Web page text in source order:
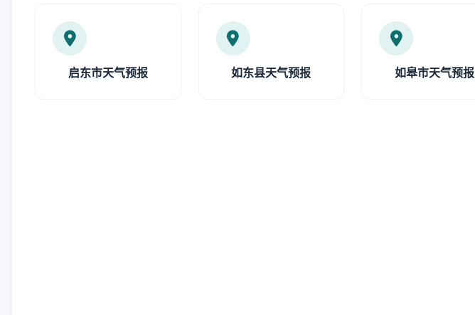
启东市天气预报 如东县天气预报 如皋市天气预报